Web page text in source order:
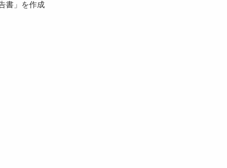
書」を作成